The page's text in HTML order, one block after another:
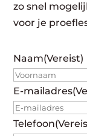
zo snel
voor je
Naam(Vereist)
E-mailadres
Telefoon